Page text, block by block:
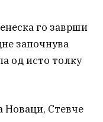
го заврши
започнува
од исто толку
Новаци, Стевче